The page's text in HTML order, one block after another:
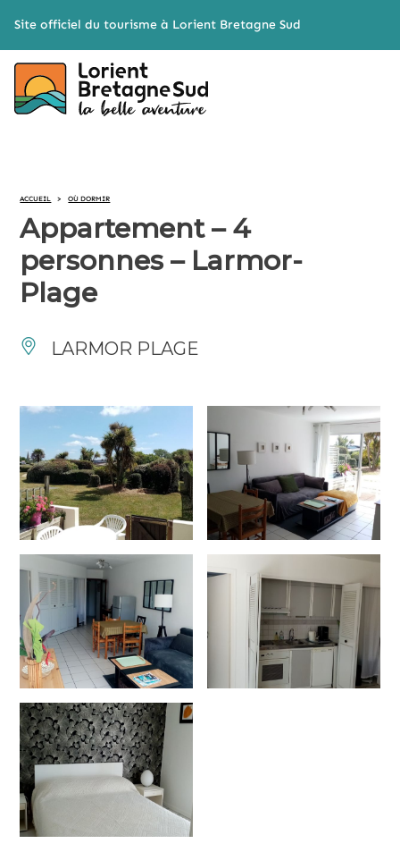
Site officiel du tourisme à Lorient Bretagne Sud
ACCUEIL > OÙ DORMIR
Appartement – 4
personnes – Larmor-
Plage
LARMOR PLAGE